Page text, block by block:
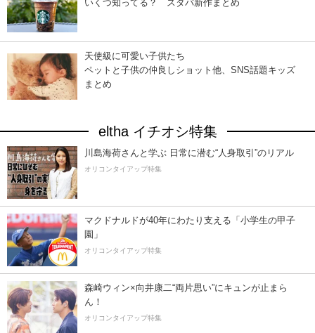
いくつ知ってる？ スタバ新作まとめ
天使級に可愛い子供たち
ペットと子供の仲良しショット他、SNS話題キッズ
まとめ
eltha イチオシ特集
川島海荷さんと学ぶ 日常に潜む“人身取引”のリアル
オリコンタイアップ特集
マクドナルドが40年にわたり支える「小学生の甲子
園」
オリコンタイアップ特集
森崎ウィン×向井康二“両片思い”にキュンが止まら
ん！
オリコンタイアップ特集